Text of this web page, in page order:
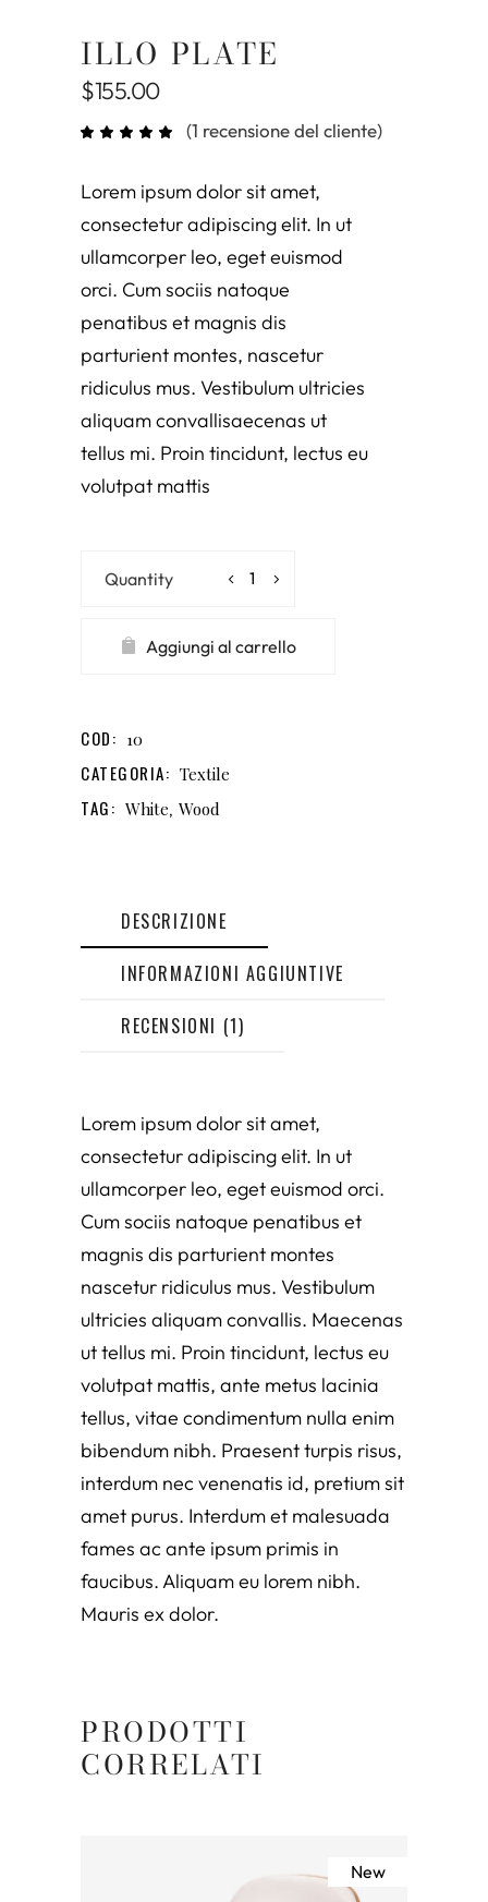
ILLO PLATE
$155.00
Valutato
base
di
1
(1 recensione del cliente)
Lorem ipsum dolor sit amet,
consectetur adipiscing elit. In ut
ullamcorper leo, eget euismod
orci. Cum sociis natoque
penatibus et magnis dis
parturient montes, nascetur
ridiculus mus. Vestibulum ultricies
aliquam convallisaecenas ut
tellus mi. Proin tincidunt, lectus eu
volutpat mattis
Aggiungi al carrello
COD: 10
CATEGORIA: Textile
TAG: White, Wood
DESCRIZIONE
INFORMAZIONI AGGIUNTIVE
RECENSIONI (1)
Lorem ipsum dolor sit amet,
consectetur adipiscing elit. In ut
ullamcorper leo, eget euismod orci.
Cum sociis natoque penatibus et
magnis dis parturient montes
nascetur ridiculus mus. Vestibulum
ultricies aliquam convallis. Maecenas
ut tellus mi. Proin tincidunt, lectus eu
volutpat mattis, ante metus lacinia
tellus, vitae condimentum nulla enim
bibendum nibh. Praesent turpis risus,
interdum nec venenatis id, pretium sit
amet purus. Interdum et malesuada
fames ac ante ipsum primis in
faucibus. Aliquam eu lorem nibh.
Mauris ex dolor.
PRODOTTI
CORRELATI
New